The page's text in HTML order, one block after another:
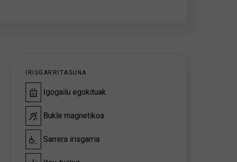
IRISGARRITASUNA
Igogailu egokituak
Bukle magnetikoa
Sarrera irisgarria